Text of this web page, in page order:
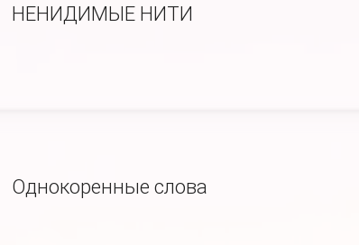
НЕНИДИМЫЕ НИТИ
Однокоренные слова